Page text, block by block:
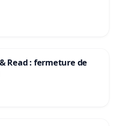
Read : fermeture de